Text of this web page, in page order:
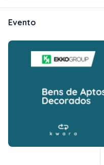
Evento